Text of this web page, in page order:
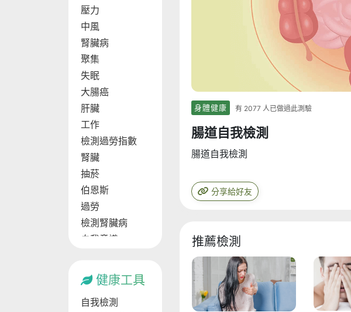
壓力
中風
腎臟病
聚集
失眠
大腸癌
肝臟
工作
檢測過勞指數
腎臟
抽菸
伯恩斯
過勞
檢測腎臟病
自我意識
壓力來源
孤獨等級
檢測糖尿病
健康工具
自我檢測
身體健康 有 2077 人已做過此測驗
腸道自我檢測
腸道自我檢測
分享給好友
推薦檢測